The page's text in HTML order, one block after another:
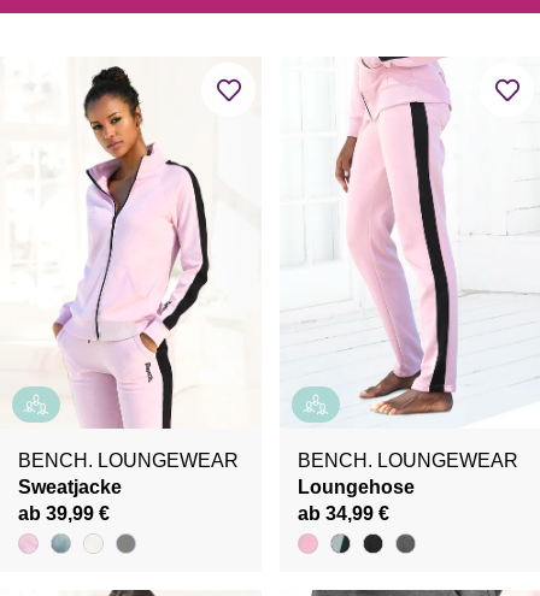
BENCH. LOUNGEWEAR
Sweatjacke
ab 39,99 €
BENCH. LOUNGEWEAR
Loungehose
ab 34,99 €